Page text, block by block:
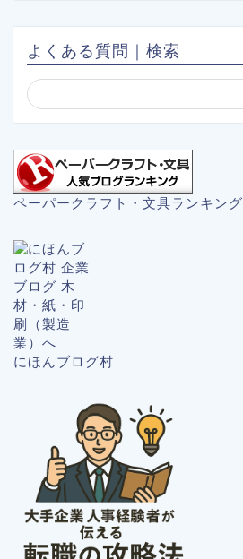
よくある質問｜検索
ペーパークラフト・文具ランキング
にほんブログ村